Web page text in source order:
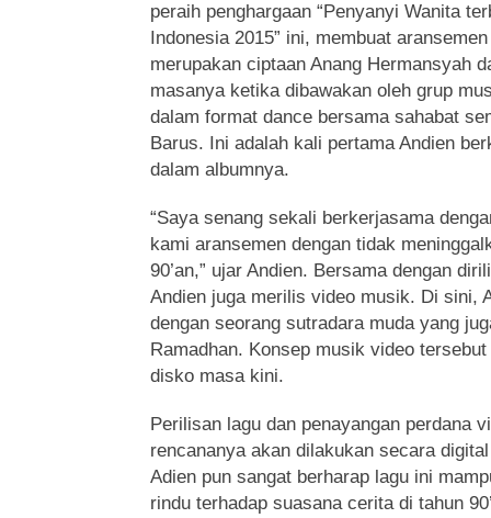
peraih penghargaan “Penyanyi Wanita
Indonesia 2015” ini, membuat
merupakan ciptaan Anang Hermansyah
masanya ketika dibawakan oleh grup
dalam format dance bersama sahabat
Barus. Ini adalah kali pertama Andien
dalam albumnya.
“Saya senang sekali berkerjasama
kami aransemen dengan tidak
90’an,” ujar Andien. Bersama dengan
Andien juga merilis video musik. Di sini,
dengan seorang sutradara muda yang
Ramadhan. Konsep musik video
disko masa kini.
Perilisan lagu dan penayangan perdana
rencananya akan dilakukan secara
Adien pun sangat berharap lagu ini
rindu terhadap suasana cerita di tahun